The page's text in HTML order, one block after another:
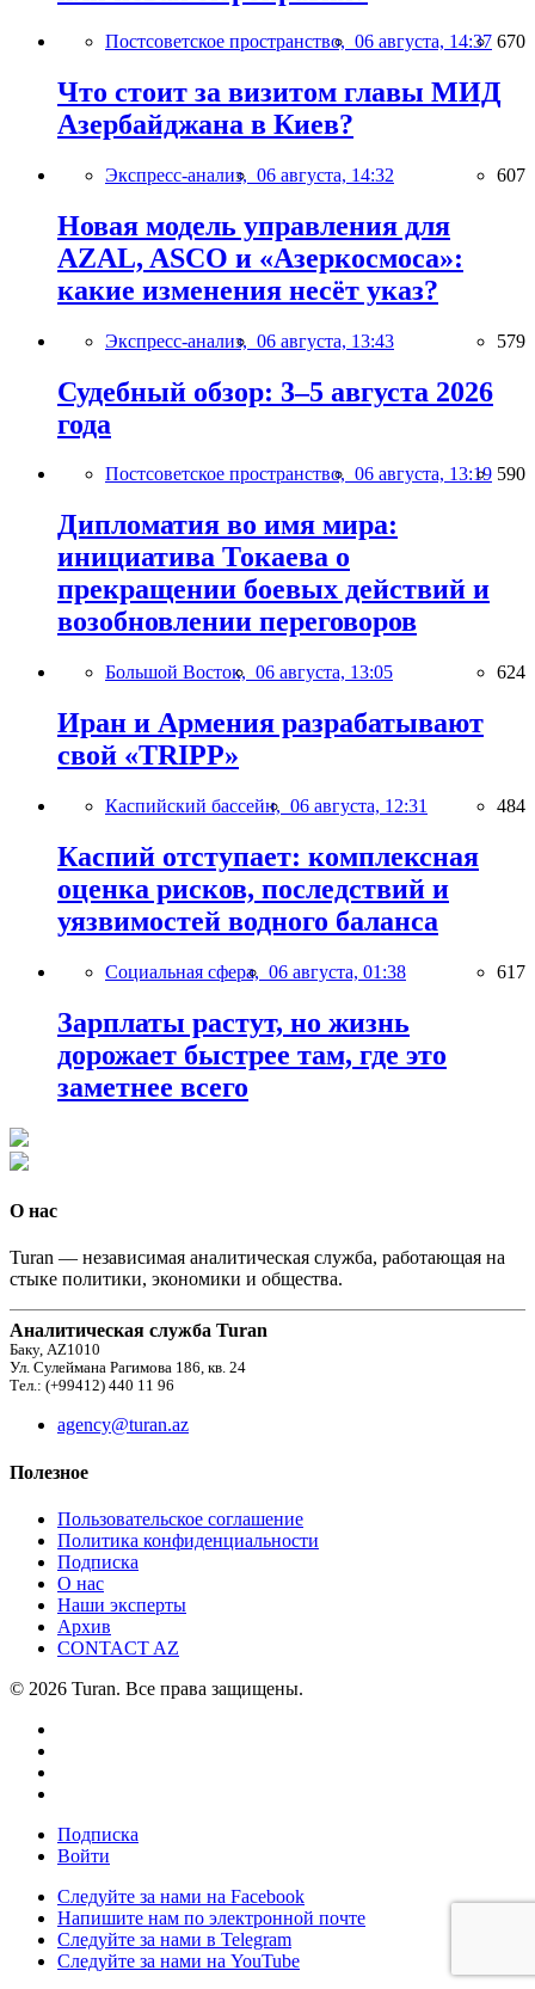
Постсоветское пространство, 06 августа, 14:37 670
Что стоит за визитом главы МИД
Азербайджана в Киев?
Экспресс-анализ, 06 августа, 14:32 607
Новая модель управления для
AZAL, ASCO и «Азеркосмоса»:
какие изменения несёт указ?
Экспресс-анализ, 06 августа, 13:43 579
Судебный обзор: 3–5 августа 2026
года
Постсоветское пространство, 06 августа, 13:19 590
Дипломатия во имя мира:
инициатива Токаева о
прекращении боевых действий и
возобновлении переговоров
Большой Восток, 06 августа, 13:05 624
Иран и Армения разрабатывают
свой «TRIPP»
Каспийский бассейн, 06 августа, 12:31 484
Каспий отступает: комплексная
оценка рисков, последствий и
уязвимостей водного баланса
Социальная сфера, 06 августа, 01:38 617
Зарплаты растут, но жизнь
дорожает быстрее там, где это
заметнее всего
О нас
Turan — независимая аналитическая служба, работающая на
стыке политики, экономики и общества.
Аналитическая служба Turan
Баку, AZ1010
Ул. Сулеймана Рагимова 186, кв. 24
Тел.: (+99412) 440 11 96
agency@turan.az
Полезное
Пользовательское соглашение
Политика конфиденциальности
Подписка
О нас
Наши эксперты
Архив
CONTACT AZ
© 2026 Turan. Все права защищены.
Подписка
Войти
Следуйте за нами на Facebook
Напишите нам по электронной почте
Следуйте за нами в Telegram
Следуйте за нами на YouTube